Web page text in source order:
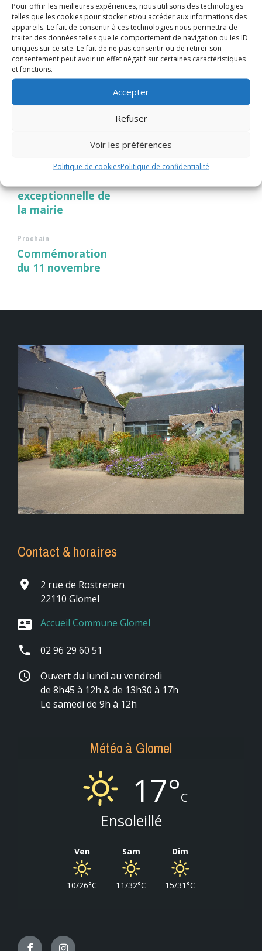
Pour offrir les meilleures expériences, nous utilisons des technologies
telles que les cookies pour stocker et/ou accéder aux informations des
appareils. Le fait de consentir à ces technologies nous permettra de
traiter des données telles que le comportement de navigation ou les ID
uniques sur ce site. Le fait de ne pas consentir ou de retirer son
consentement peut avoir un effet négatif sur certaines caractéristiques
et fonctions.
Accepter
Refuser
Voir les préférences
Politique de cookiesPolitique de confidentialité
Précédent
exceptionnelle de
la mairie
Prochain
Commémoration
du 11 novembre
Contact & horaires
place
2 rue de Rostrenen
22110 Glomel
contact_mail Accueil Commune Glomel
phone 02 96 29 60 51
schedule
Ouvert du lundi au vendredi
de 8h45 à 12h & de 13h30 à 17h
Le samedi de 9h à 12h
Météo à Glomel
17°C
Ensoleillé
Ven
10/26°C
Sam
11/32°C
Dim
15/31°C
FacebookInstagram